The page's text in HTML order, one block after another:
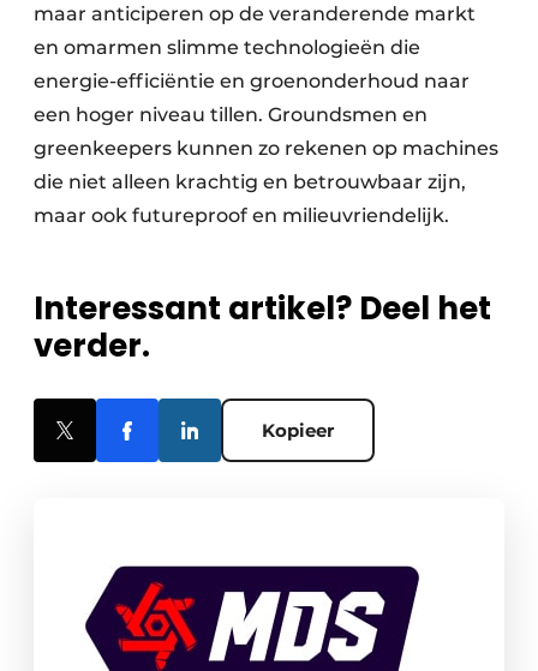
maar anticiperen op de veranderende markt
en omarmen slimme technologieën die
energie-efficiëntie en groenonderhoud naar
een hoger niveau tillen. Groundsmen en
greenkeepers kunnen zo rekenen op machines
die niet alleen krachtig en betrouwbaar zijn,
maar ook futureproof en milieuvriendelijk.
Interessant artikel? Deel het
verder.
Kopieer